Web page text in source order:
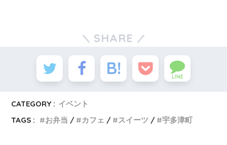
SHARE
LINE
CATEGORY : イベント
TAGS :
お弁当 カフェ スイーツ 宇多津町